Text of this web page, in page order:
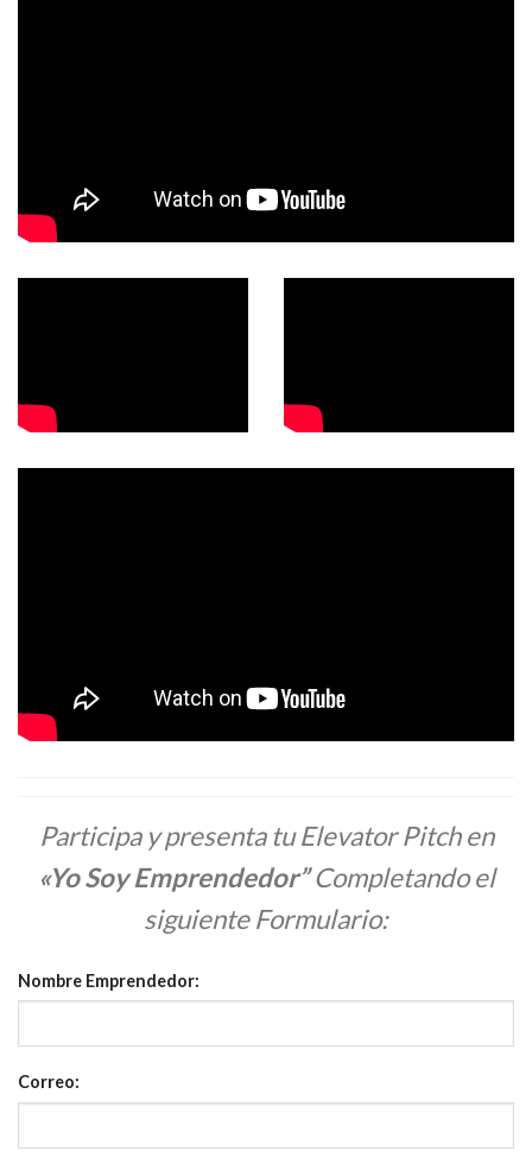
Participa y presenta tu Elevator Pitch en
«Yo Soy Emprendedor”Completando el
siguiente Formulario:
Nombre Emprendedor:
Correo: